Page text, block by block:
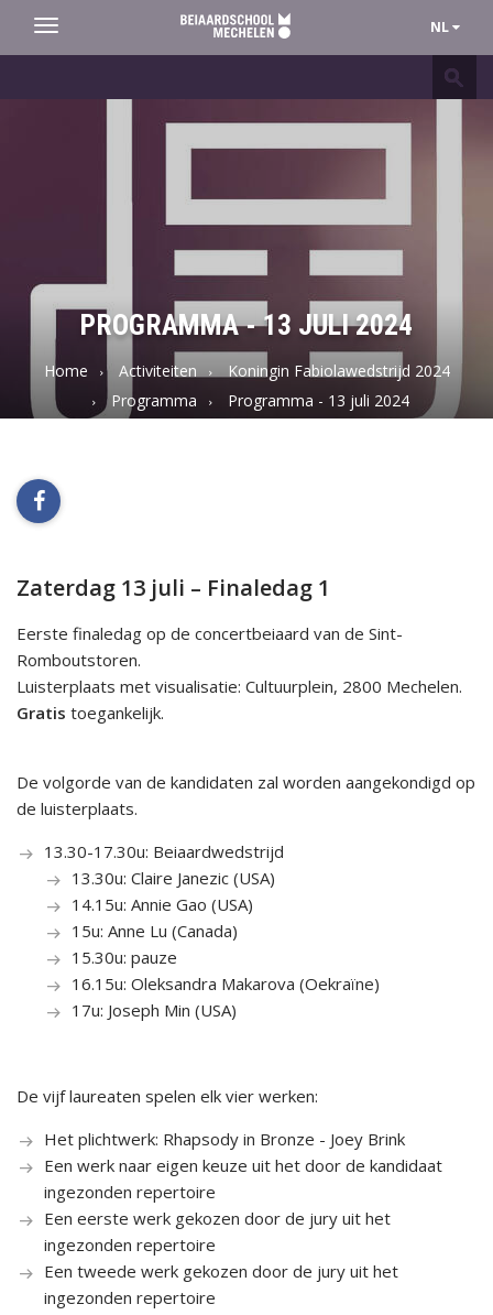
NL
Toggle
navigation
PROGRAMMA - 13 JULI 2024
Home Activiteiten
Koningin Fabiolawedstrijd 2024
Programma
Programma - 13 juli 2024
Zaterdag 13 juli – Finaledag 1
Eerste finaledag op de concertbeiaard van de Sint-
Romboutstoren.
Luisterplaats met visualisatie: Cultuurplein, 2800 Mechelen.
Gratis toegankelijk.
De volgorde van de kandidaten zal worden aangekondigd op
de luisterplaats.
13.30-17.30u: Beiaardwedstrijd
13.30u: Claire Janezic (USA)
14.15u: Annie Gao (USA)
15u: Anne Lu (Canada)
15.30u: pauze
16.15u: Oleksandra Makarova (Oekraïne)
17u: Joseph Min (USA)
De vijf laureaten spelen elk vier werken:
Het plichtwerk: Rhapsody in Bronze - Joey Brink
Een werk naar eigen keuze uit het door de kandidaat
ingezonden repertoire
Een eerste werk gekozen door de jury uit het
ingezonden repertoire
Een tweede werk gekozen door de jury uit het
ingezonden repertoire